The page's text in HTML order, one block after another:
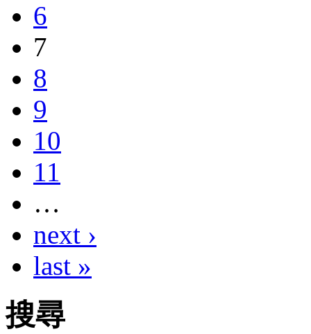
6
7
8
9
10
11
…
next ›
last »
搜尋